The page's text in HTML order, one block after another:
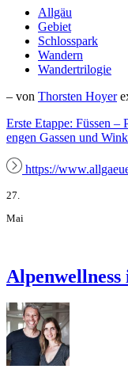
Allgäu
Gebiet
Schlosspark
Wandern
Wandertrilogie
– von Thorsten Hoyer
Erste Etappe: Füssen
engen Gassen und
https://
27.
Mai